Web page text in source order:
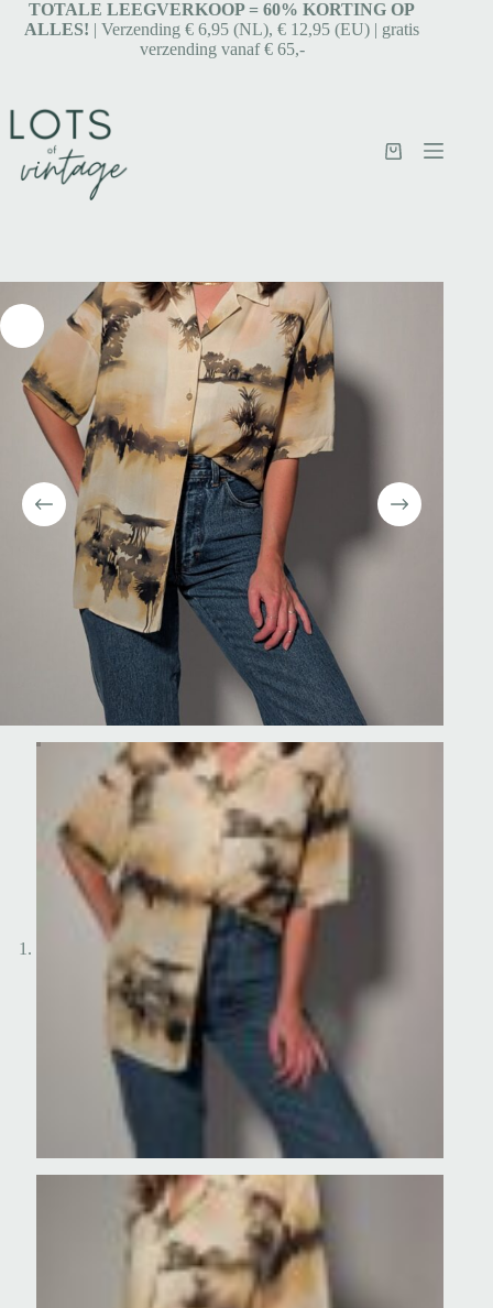
TOTALE LEEGVERKOOP = 60% KORTING OP
ALLES! | Verzending € 6,95 (NL), € 12,95 (EU) | gratis
verzending vanaf € 65,-